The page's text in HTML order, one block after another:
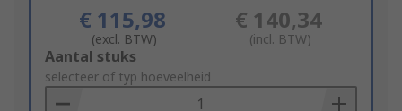
€ 115,98
(excl. BTW)
€ 140,34
(incl. BTW)
Add
to
Basket
Aantal stuks
selecteer of typ hoeveelheid